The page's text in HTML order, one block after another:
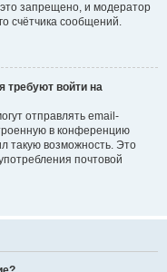
запрещено, и модератор
счётчика сообщений.
требуют войти на
отправлять email-
в конференцию
такую возможность. Это
почтовой